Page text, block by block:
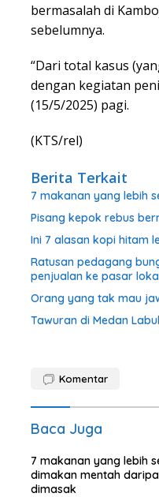
bermasalah di
sebelumnya.
“Dari total kasus
dengan kegiatan
(15/5/2025) pagi.
(KTS/rel)
Berita Terkait
7 makanan yang lebih
Pisang kepok rebus
Ini 7 alasan kopi hitam
Ratusan pedagang
penjualan ke pasar
Orang yang tak mau
Tawuran di Medan
Komentar
Baca Juga
7 makanan yang lebih
dimakan mentah
dimasak